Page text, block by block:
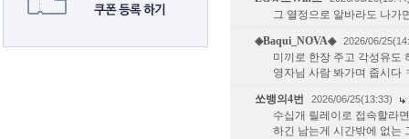
그 열정으로 알바라도 나가
◈Baqui_NOVA◈ 2026/06/
미끼로 한장 주고 각성유도
영자님 사람 봐가며 줍시다
쏘뱅의4번 2026/06/25(13:33)
수십개 릴레이로 접속할라
하긴 남는게 시간밖에 없는